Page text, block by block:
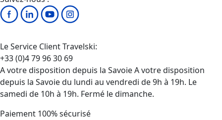
Le Service Client Travelski:
+33 (0)4 79 96 30 69
A votre disposition depuis la Savoie A votre disposition
depuis la Savoie du lundi au vendredi de 9h à 19h. Le
samedi de 10h à 19h. Fermé le dimanche.
Paiement 100% sécurisé